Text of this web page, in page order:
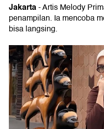
Jakarta- Artis Melody
penampilan. Ia mencoba
bisa langsing.